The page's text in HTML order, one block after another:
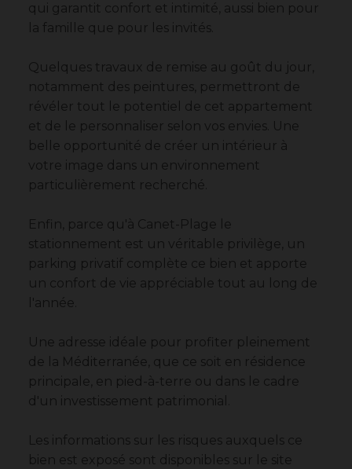
qui garantit confort et intimité, aussi bien pour
la famille que pour les invités.
Quelques travaux de remise au goût du jour,
notamment des peintures, permettront de
révéler tout le potentiel de cet appartement
et de le personnaliser selon vos envies. Une
belle opportunité de créer un intérieur à
votre image dans un environnement
particulièrement recherché.
Enfin, parce qu'à Canet-Plage le
stationnement est un véritable privilège, un
parking privatif complète ce bien et apporte
un confort de vie appréciable tout au long de
l'année.
Une adresse idéale pour profiter pleinement
de la Méditerranée, que ce soit en résidence
principale, en pied-à-terre ou dans le cadre
d'un investissement patrimonial.
Les informations sur les risques auxquels ce
bien est exposé sont disponibles sur le site